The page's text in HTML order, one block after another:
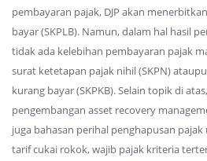
pembayaran pajak, DJP akan
bayar (SKPLB). Namun, dalam hal hasil
tidak ada kelebihan pembayaran pajak
surat ketetapan pajak nihil (SKPN)
kurang bayar (SKPKB). Selain topik di
pengembangan asset recovery
juga bahasan perihal penghapusan
tarif cukai rokok, wajib pajak kriteria